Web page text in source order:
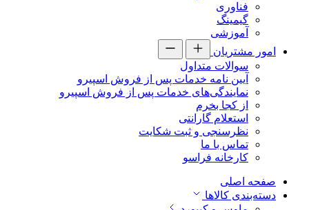
فناوری
گیمینگ
آموزشی
امور مشتریان
سوالات متداول
آیین نامه خدمات پس از فروش اسپیرو
نمایندگی‌های خدمات پس از فروش اسپیرو
از کجا بخرم
استعلام گارانتی
نظرسنجی و ثبت شکایت
تماس با ما
کارخانه فراسو
صفحه اصلی
دسته‌بندی کالاها